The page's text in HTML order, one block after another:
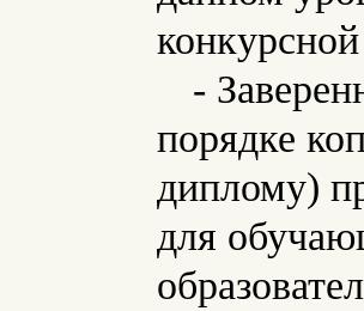
-
порядке
диплому)
для